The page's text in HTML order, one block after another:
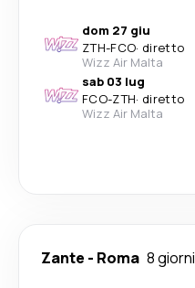
dom 27 giu
ZTH-FCO· diretto
Wizz Air Malta
sab 03 lug
FCO-ZTH· diretto
Wizz Air Malta
Zante - Roma 8 giorni